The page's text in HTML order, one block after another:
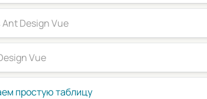
Design Vue
Vue
простую таблицу